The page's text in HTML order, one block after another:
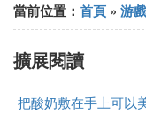
當前位置： 首頁 » 游
擴展閱讀
把酸奶敷在手上可以